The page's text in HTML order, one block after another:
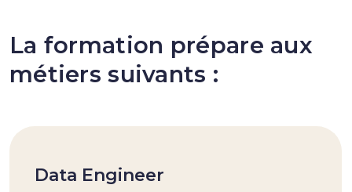
La formation prépare aux
métiers suivants :
Data Engineer